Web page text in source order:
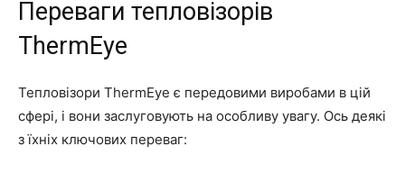
Переваги тепловізорів
ThermEye
Тепловізори ThermEye є передовими виробами в цій
сфері, і вони заслуговують на особливу увагу. Ось деякі
з їхніх ключових переваг: